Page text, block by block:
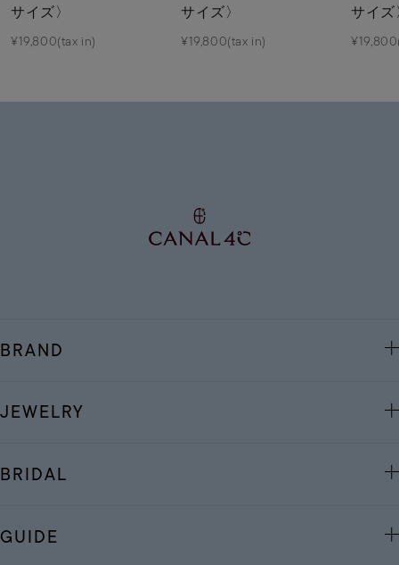
サイズ〉
¥19,800(tax in)
サイズ〉
¥19,800(tax in)
サイズ
BRAND
JEWELRY
BRIDAL
GUIDE